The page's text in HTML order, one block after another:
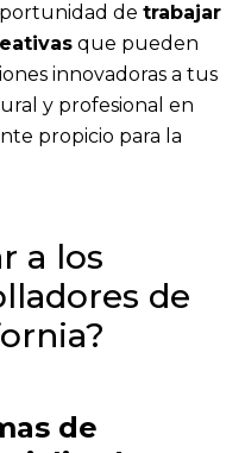
de trabajar
que pueden
innovadoras a tus
y profesional en
propicio para la
a los
de
de